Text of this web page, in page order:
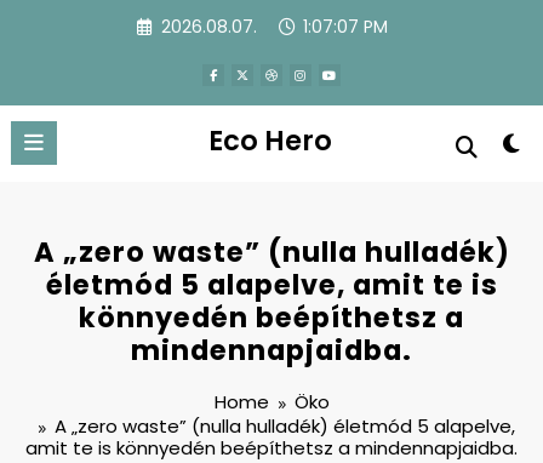
2026.08.07. 1:07:08 PM
Eco Hero
A „zero waste” (nulla hulladék)
életmód 5 alapelve, amit te is
könnyedén beépíthetsz a
mindennapjaidba.
Home
Öko
A „zero waste” (nulla hulladék) életmód 5 alapelve,
amit te is könnyedén beépíthetsz a mindennapjaidba.